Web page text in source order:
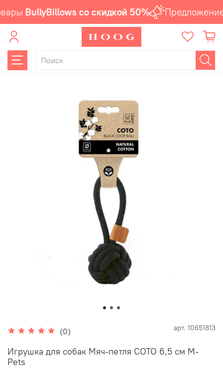
BullyBillows со скидкой 50% Предложение
(0) арт. 10651813
Игрушка для собак Мяч-петля COTO 6,5 см M-
Pets